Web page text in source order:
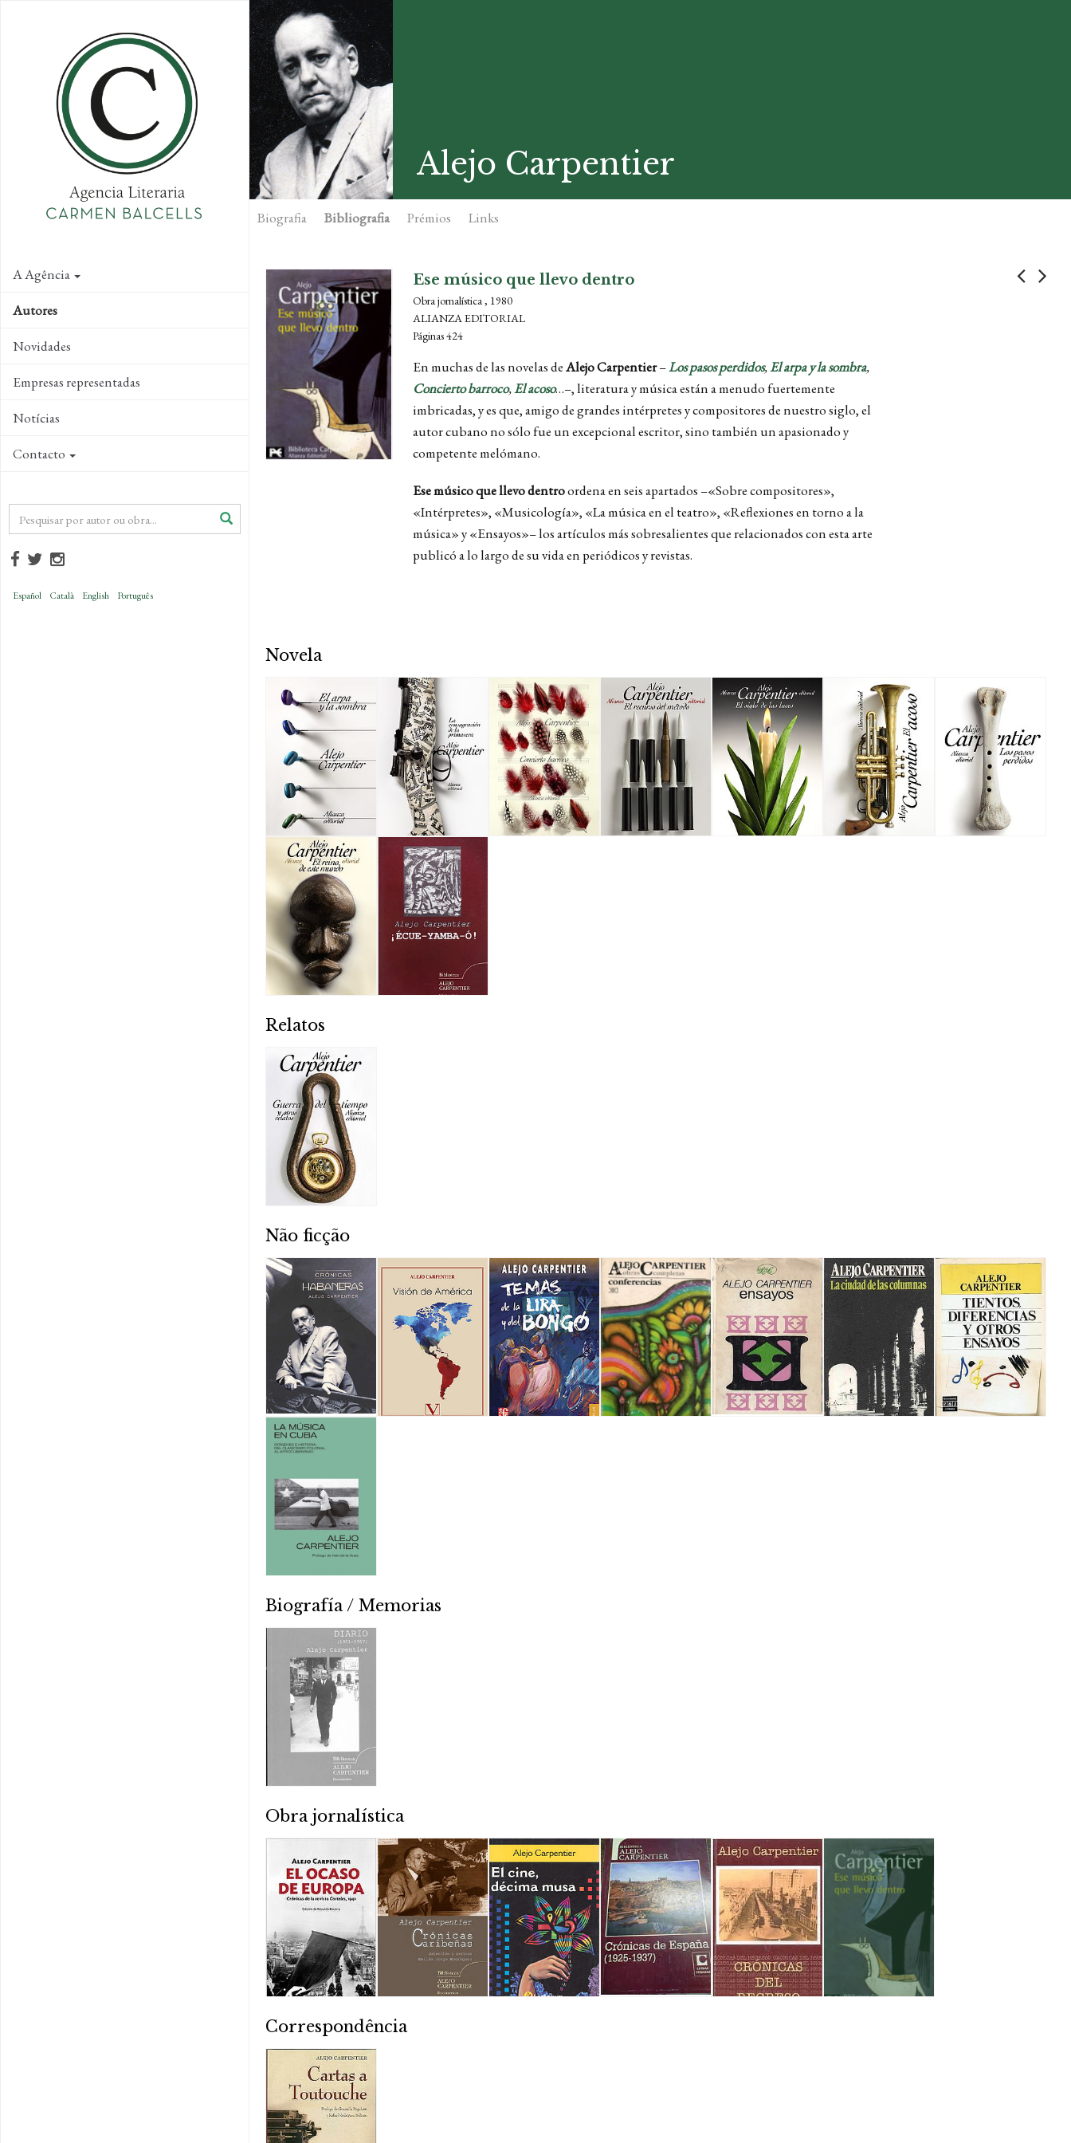
A Agência
Autores
Novidades
Empresas representadas
Notícias
Contacto
Español Català English Português
Alejo Carpentier
Biografia Bibliografia Prémios Links
Ese músico que llevo dentro
Obra jornalística , 1980
ALIANZA EDITORIAL
Páginas 424
En muchas de las novelas deAlejo Carpentier–Los pasos perdidos,El arpa y la sombra,
Concierto barroco,El acoso…–, literatura y música están a menudo fuertemente
imbricadas, y es que, amigo de grandes intérpretes y compositores de nuestro siglo, el
autor cubano no sólo fue un excepcional escritor, sino también un apasionado y
competente melómano.
Ese músico que llevo dentroordena en seis apartados –«Sobre compositores»,
«Intérpretes», «Musicología», «La música en el teatro», «Reflexiones en torno a la
música» y «Ensayos»– los artículos más sobresalientes que relacionados con esta arte
publicó a lo largo de su vida en periódicos y revistas.
Novela
Relatos
Não ficção
Biografía / Memorias
Obra jornalística
Correspondência